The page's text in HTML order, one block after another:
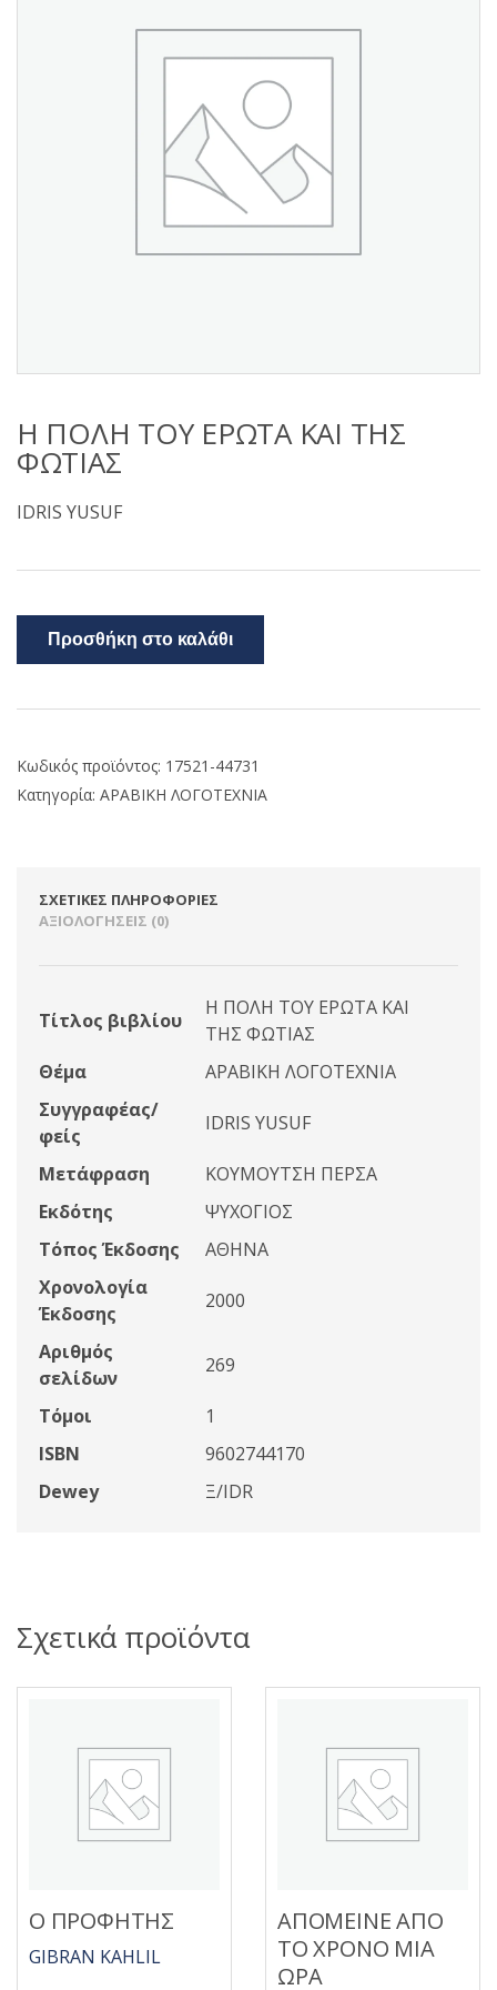
Η ΠΟΛΗ ΤΟΥ ΕΡΩΤΑ ΚΑΙ ΤΗΣ
ΦΩΤΙΑΣ
IDRIS YUSUF
Προσθήκη στο καλάθι
Κωδικός προϊόντος: 17521-44731
Κατηγορία: ΑΡΑΒΙΚΗ ΛΟΓΟΤΕΧΝΙΑ
ΣΧΕΤΙΚΈΣ ΠΛΗΡΟΦΟΡΊΕΣ
ΑΞΙΟΛΟΓΉΣΕΙΣ (0)
Τίτλος βιβλίου
Η ΠΟΛΗ ΤΟΥ ΕΡΩΤΑ ΚΑΙ
ΤΗΣ ΦΩΤΙΑΣ
Θέμα
ΑΡΑΒΙΚΗ ΛΟΓΟΤΕΧΝΙΑ
Συγγραφέας/
φείς
IDRIS YUSUF
Μετάφραση
ΚΟΥΜΟΥΤΣΗ ΠΕΡΣΑ
Εκδότης
ΨΥΧΟΓΙΟΣ
Τόπος Έκδοσης
ΑΘΗΝΑ
Χρονολογία
Έκδοσης
2000
Αριθμός
σελίδων
269
Τόμοι
1
ISBN
9602744170
Dewey
Ξ/IDR
Σχετικά προϊόντα
Ο ΠΡΟΦΗΤΗΣ
GIBRAN KAHLIL
ΑΠΟΜΕΙΝΕ ΑΠΟ
ΤΟ ΧΡΟΝΟ ΜΙΑ
ΩΡΑ